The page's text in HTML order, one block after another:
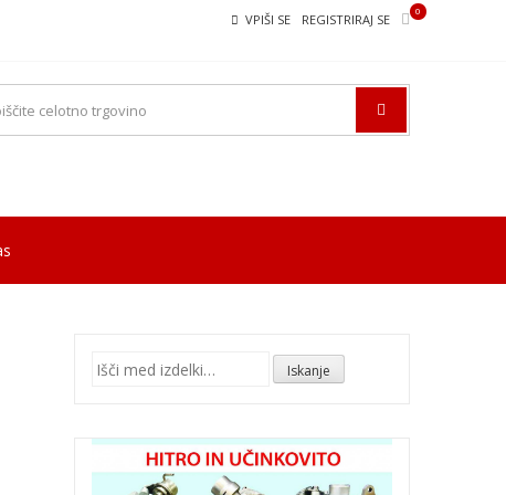
VPIŠI SE REGISTRIRAJ SE
0
Išči: Iskanje